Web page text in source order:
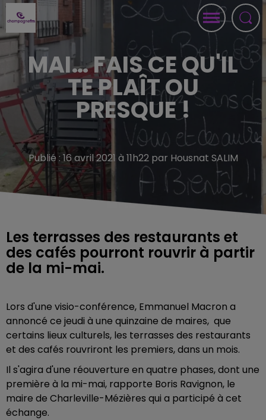
MAI… FAIS CE QU'IL
TE PLAÎT OU
PRESQUE !
Publié : 16 avril 2021 à 11h22 par Housnat SALIM
Les terrasses des restaurants et
des cafés pourront rouvrir à partir
de la mi-mai.
Lors d'une visio-conférence, Emmanuel Macron a
annoncé ce jeudi à une quinzaine de maires, que
certains lieux culturels, les terrasses des restaurants
et des cafés rouvriront les premiers, dans un mois.
Il s'agira d'une réouverture en quatre phases, dont une
première à la mi-mai, rapporte Boris Ravignon, le
maire de Charleville-Mézières qui a participé à cet
échange.